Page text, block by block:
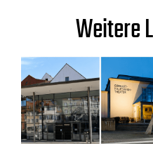
Weitere